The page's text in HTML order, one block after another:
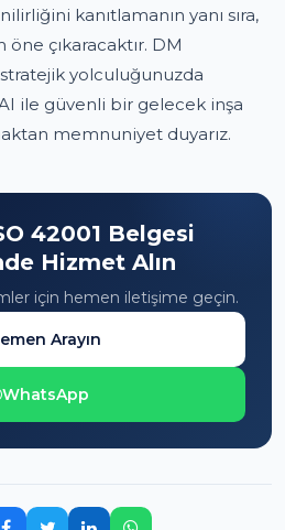
kanıtlamanın yanı sıra,
öne çıkaracaktır. DM
stratejik yolculuğunuzda
ile güvenli bir gelecek inşa
memnuniyet duyarız.
42001 Belgesi
Hizmet Alın
için hemen iletişime geçin.
Arayın
WhatsApp